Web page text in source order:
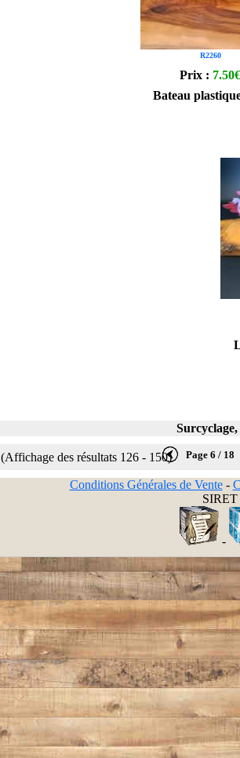
R2260
Prix : 7.50€
Bateau
(Affichage des résultats 126 - 150) Page 6 / 18
Conditions Générales de Vente-
SIRET
-